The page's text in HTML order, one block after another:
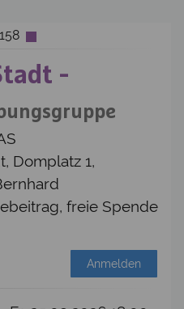
-
Domplatz 1,
freie Spende
Anmelden